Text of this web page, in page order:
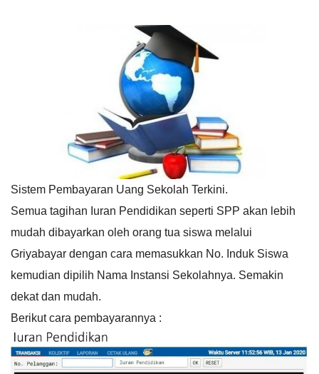
Sistem Pembayaran Uang Sekolah Terkini.
Semua tagihan Iuran Pendidikan seperti SPP akan lebih
mudah dibayarkan oleh orang tua siswa melalui
Griyabayar dengan cara memasukkan No. Induk Siswa
kemudian dipilih Nama Instansi Sekolahnya. Semakin
dekat dan mudah.
Berikut cara pembayarannya :